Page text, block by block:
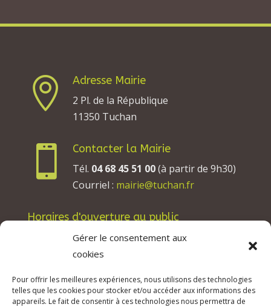
Gérer le consentement aux
cookies
Pour offrir les meilleures expériences, nous utilisons des technologies
telles que les cookies pour stocker et/ou accéder aux informations des
appareils. Le fait de consentir à ces technologies nous permettra de

Adresse Mairie
2 Pl. de la République
11350 Tuchan

Contacter la Mairie
Tél. 04 68 45 51 00(à partir de 9h30)
Courriel : mairie@tuchan.fr
Horaires d'ouverture au public
Les lundis, mardis et jeudis : de 8h à 12h et de
13h30 à 17h30.
Les vendredis : de 8h à 12h.